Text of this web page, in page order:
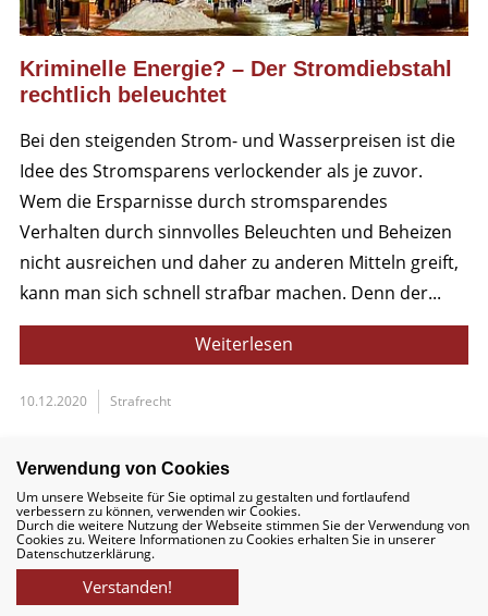
Verstanden!
Verwendung von Cookies
Um unsere Webseite für Sie optimal zu gestalten und fortlaufend
verbessern zu können, verwenden wir Cookies.
Durch die weitere Nutzung der Webseite stimmen Sie der Verwendung von
Cookies zu. Weitere Informationen zu Cookies erhalten Sie in unserer
Datenschutzerklärung.
040 – 524 743 – 80
Kriminelle Energie? – Der Stromdiebstahl
rechtlich beleuchtet
Bei den steigenden Strom- und Wasserpreisen ist die
Idee des Stromsparens verlockender als je zuvor.
Wem die Ersparnisse durch stromsparendes
Verhalten durch sinnvolles Beleuchten und Beheizen
nicht ausreichen und daher zu anderen Mitteln greift,
kann man sich schnell strafbar machen. Denn der...
Weiterlesen
10.12.2020 Strafrecht